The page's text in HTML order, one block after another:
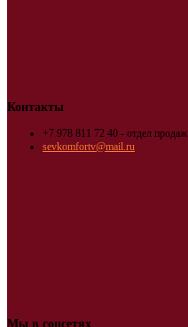
Контакты
+7 978 811 72 40 - отдел продаж
sevkomfortv@mail.ru
Мы в соцсетях